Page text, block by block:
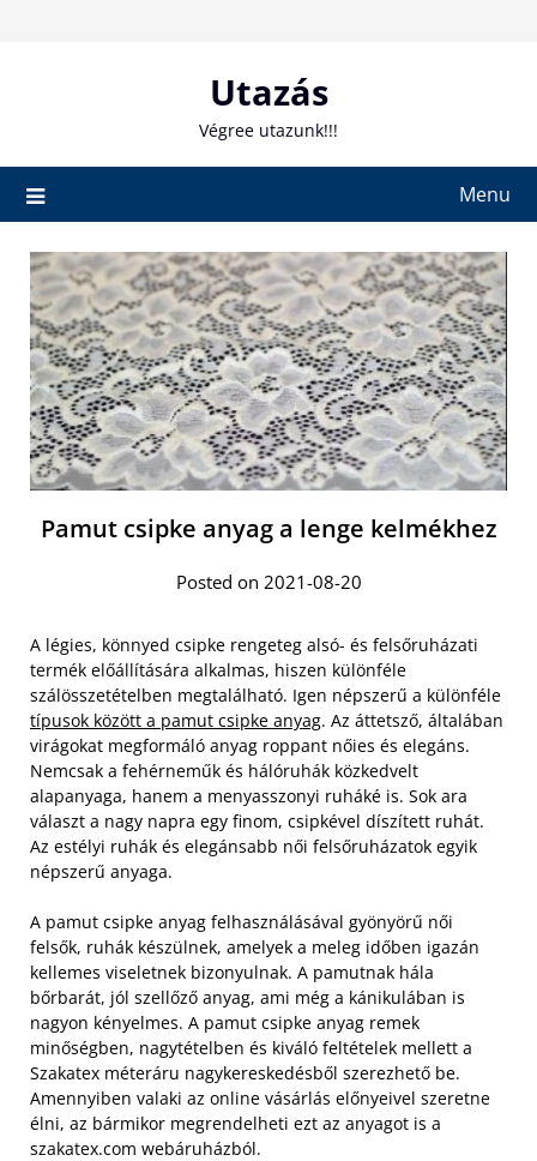
Utazás
Végree utazunk!!!
Menu
Pamut csipke anyag a lenge kelmékhez
Posted on 2021-08-20
A légies, könnyed csipke rengeteg alsó- és felsőruházati
termék előállítására alkalmas, hiszen különféle
szálösszetételben megtalálható. Igen népszerű a különféle
típusok között a pamut csipke anyag. Az áttetsző, általában
virágokat megformáló anyag roppant nőies és elegáns.
Nemcsak a fehérneműk és hálóruhák közkedvelt
alapanyaga, hanem a menyasszonyi ruháké is. Sok ara
választ a nagy napra egy finom, csipkével díszített ruhát.
Az estélyi ruhák és elegánsabb női felsőruházatok egyik
népszerű anyaga.
A pamut csipke anyag felhasználásával gyönyörű női
felsők, ruhák készülnek, amelyek a meleg időben igazán
kellemes viseletnek bizonyulnak. A pamutnak hála
bőrbarát, jól szellőző anyag, ami még a kánikulában is
nagyon kényelmes. A pamut csipke anyag remek
minőségben, nagytételben és kiváló feltételek mellett a
Szakatex méteráru nagykereskedésből szerezhető be.
Amennyiben valaki az online vásárlás előnyeivel szeretne
élni, az bármikor megrendelheti ezt az anyagot is a
szakatex.com webáruházból.